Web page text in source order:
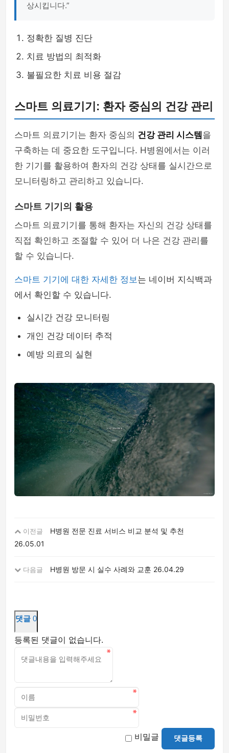
상시킵니다.”
정확한 질병 진단
치료 방법의 최적화
불필요한 치료 비용 절감
스마트 의료기기: 환자 중심의 건강 관리
스마트 의료기기는 환자 중심의 건강 관리 시스템 을
구축하는 데 중요한 도구입니다. H병원에서는 이러
한 기기를 활용하여 환자의 건강 상태를 실시간으로
모니터링하고 관리하고 있습니다.
스마트 기기의 활용
스마트 의료기기를 통해 환자는 자신의 건강 상태를
직접 확인하고 조절할 수 있어 더 나은 건강 관리를
할 수 있습니다.
스마트 기기에 대한 자세한 정보는 네이버 지식백과
에서 확인할 수 있습니다.
실시간 건강 모니터링
개인 건강 데이터 추적
예방 의료의 실현
이전글
H병원 전문 진료 서비스 비교 분석 및 추천
26.05.01
다음글 H병원 방문 시 실수 사례와 교훈 26.04.29
댓글 0
등록된 댓글이 없습니다.
비밀글 댓글등록